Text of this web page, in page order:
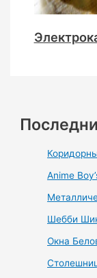
Anime
Шебби
Окна